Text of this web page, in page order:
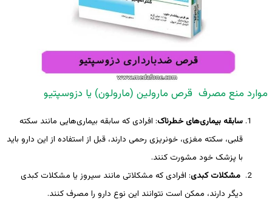
موارد منع مصرف قرص مارولین (مارولون) یا دزوسپتیو
سابقه بیماری‌های خطرناک: افرادی که سابقه بیماری‌هایی مانند سکته
قلبی، سکته مغزی، خونریزی رحمی دارند، قبل از استفاده از این دارو باید
با پزشک خود مشورت کنند.
مشکلات کبدی: افرادی که مشکلاتی مانند سیروز یا مشکلات کبدی
دیگر دارند، ممکن است نتوانند این نوع دارو را مصرف کنند.